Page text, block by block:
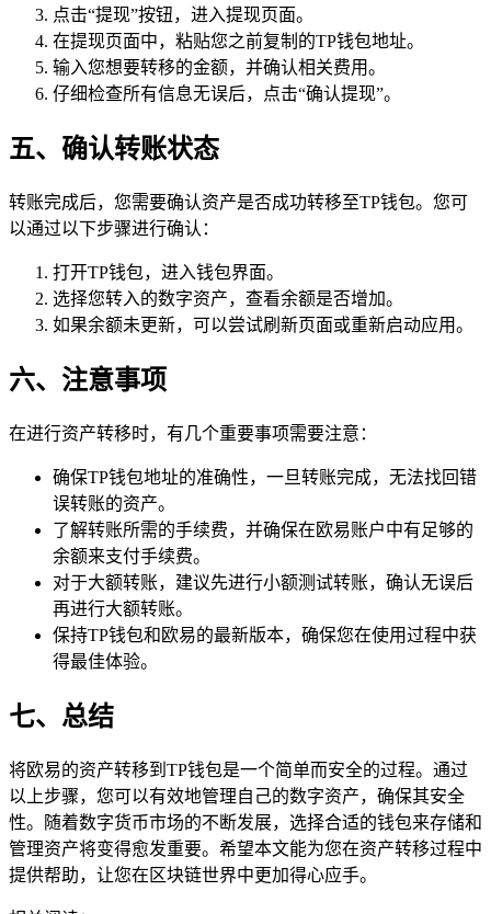
点击“提现”按钮，进入提现页面。
在提现页面中，粘贴您之前复制的TP钱包地址。
输入您想要转移的金额，并确认相关费用。
仔细检查所有信息无误后，点击“确认提现”。
五、确认转账状态
转账完成后，您需要确认资产是否成功转移至TP钱包。您可
以通过以下步骤进行确认：
打开TP钱包，进入钱包界面。
选择您转入的数字资产，查看余额是否增加。
如果余额未更新，可以尝试刷新页面或重新启动应用。
六、注意事项
在进行资产转移时，有几个重要事项需要注意：
确保TP钱包地址的准确性，一旦转账完成，无法找回错
误转账的资产。
了解转账所需的手续费，并确保在欧易账户中有足够的
余额来支付手续费。
对于大额转账，建议先进行小额测试转账，确认无误后
再进行大额转账。
保持TP钱包和欧易的最新版本，确保您在使用过程中获
得最佳体验。
七、总结
将欧易的资产转移到TP钱包是一个简单而安全的过程。通过
以上步骤，您可以有效地管理自己的数字资产，确保其安全
性。随着数字货币市场的不断发展，选择合适的钱包来存储和
管理资产将变得愈发重要。希望本文能为您在资产转移过程中
提供帮助，让您在区块链世界中更加得心应手。